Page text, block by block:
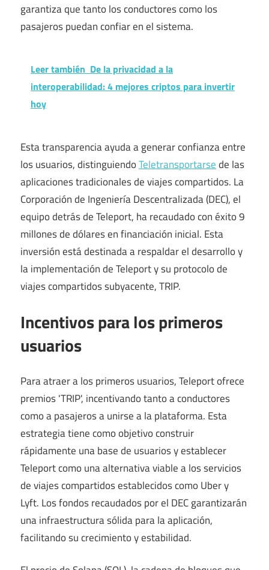
garantiza que tanto los conductores como los
pasajeros puedan confiar en el sistema.
Leer también De la privacidad a la
interoperabilidad: 4 mejores criptos para invertir
hoy
Esta transparencia ayuda a generar confianza entre
los usuarios, distinguiendoTeletransportarsede las
aplicaciones tradicionales de viajes compartidos. La
Corporación de Ingeniería Descentralizada (DEC), el
equipo detrás de Teleport, ha recaudado con éxito 9
millones de dólares en financiación inicial. Esta
inversión está destinada a respaldar el desarrollo y
la implementación de Teleport y su protocolo de
viajes compartidos subyacente, TRIP.
Incentivos para los primeros
usuarios
Para atraer a los primeros usuarios, Teleport ofrece
premios 'TRIP', incentivando tanto a conductores
como a pasajeros a unirse a la plataforma. Esta
estrategia tiene como objetivo construir
rápidamente una base de usuarios y establecer
Teleport como una alternativa viable a los servicios
de viajes compartidos establecidos como Uber y
Lyft. Los fondos recaudados por el DEC garantizarán
una infraestructura sólida para la aplicación,
facilitando su crecimiento y estabilidad.